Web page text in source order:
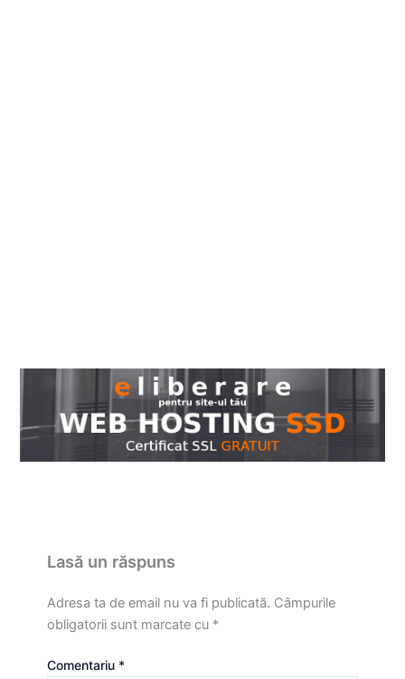
Lasă un răspuns
Adresa ta de email nu va fi publicată. Câmpurile
obligatorii sunt marcate cu *
Comentariu *